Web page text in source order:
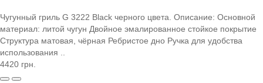
Чугунный гриль G 3222 Black черного цвета. Описание: Основной
материал: литой чугун Двойное эмалированное стойкое покрытие
Структура матовая, чёрная Ребристое дно Ручка для удобства
использования ..
4420 грн.